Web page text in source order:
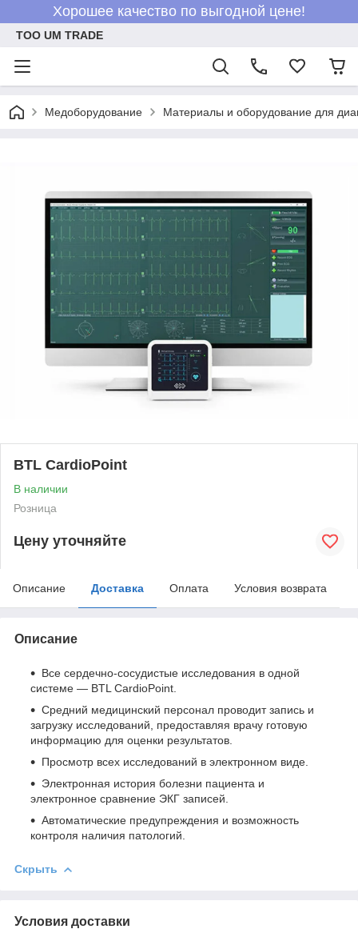
Хорошее качество по выгодной цене!
ТОО UM TRADE
Медоборудование Материалы и оборудование для
BTL CardioPoint
В наличии
Розница
Цену уточняйте
Описание Доставка Оплата Условия возврата
Описание
Все сердечно-сосудистые исследования в одной
системе — BTL CardioPoint.
Средний медицинский персонал проводит запись и
загрузку исследований, предоставляя врачу готовую
информацию для оценки результатов.
Просмотр всех исследований в электронном виде.
Электронная история болезни пациента и
электронное сравнение ЭКГ записей.
Автоматические предупреждения и возможность
контроля наличия патологий.
Скрыть
Условия доставки